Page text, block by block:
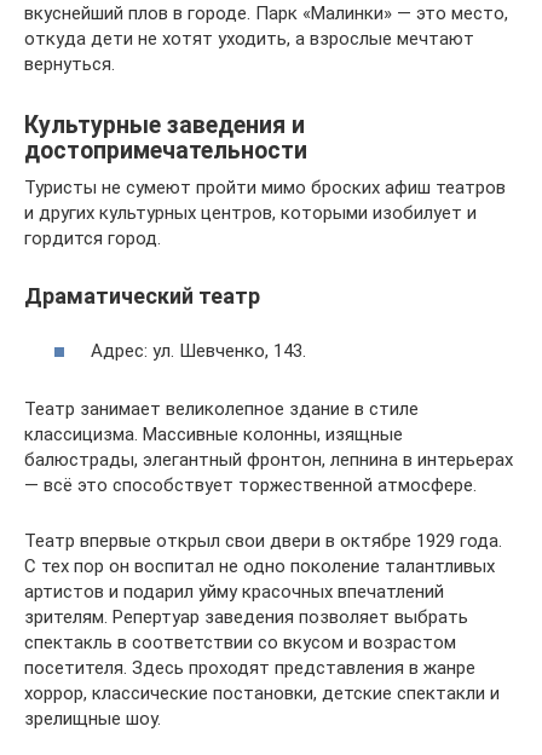
вкуснейший плов в городе. Парк «Малинки» — это место,
откуда дети не хотят уходить, а взрослые мечтают
вернуться.
Культурные заведения и
достопримечательности
Туристы не сумеют пройти мимо броских афиш театров
и других культурных центров, которыми изобилует и
гордится город.
Драматический театр
Адрес: ул. Шевченко, 143.
Театр занимает великолепное здание в стиле
классицизма. Массивные колонны, изящные
балюстрады, элегантный фронтон, лепнина в интерьерах
— всё это способствует торжественной атмосфере.
Театр впервые открыл свои двери в октябре 1929 года.
С тех пор он воспитал не одно поколение талантливых
артистов и подарил уйму красочных впечатлений
зрителям. Репертуар заведения позволяет выбрать
спектакль в соответствии со вкусом и возрастом
посетителя. Здесь проходят представления в жанре
хоррор, классические постановки, детские спектакли и
зрелищные шоу.